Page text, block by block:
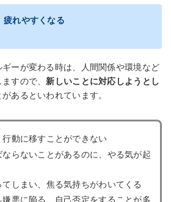
疲れやすくなる
ーが変わる時は、人間関係や環境など
ますので、新しいことに対応しようとし
があるといわれています。
動に移すことができない
らないことがあるのに、やる気が起
しまい、焦る気持ちがわいてくる
悪に陥る、自己否定をすることが多